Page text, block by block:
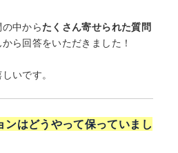
中からたくさん寄せられた質問
ら回答をいただきました！
いです。
はどうやって保っていまし